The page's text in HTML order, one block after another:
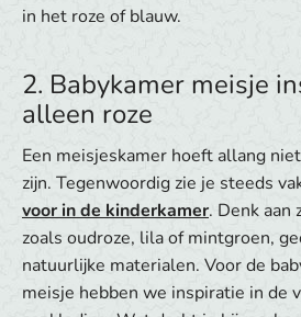
in het roze of blauw.
2. Babykamer meisje
alleen roze
Een meisjeskamer hoeft allang
zijn. Tegenwoordig zie je steeds
voor in de kinderkamer. Denk aan
zoals oudroze, lila of mintgroen,
natuurlijke materialen. Voor de
meisje hebben we inspiratie in de